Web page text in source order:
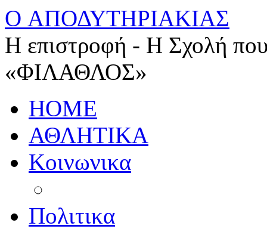
O ΑΠΟΔΥΤΗΡΙΑΚΙΑΣ
Η επιστροφή - Η Σχολή
«ΦΙΛΑΘΛΟΣ»
HOME
ΑΘΛΗΤΙΚΑ
Κοινωνικα
Πολιτικα